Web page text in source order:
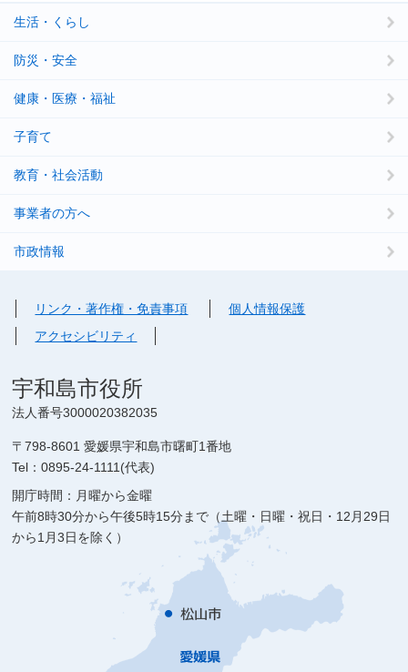
生活・くらし
防災・安全
健康・医療・福祉
子育て
教育・社会活動
事業者の方へ
市政情報
リンク・著作権・免責事項
個人情報保護
アクセシビリティ
宇和島市役所
法人番号3000020382035
〒798-8601 愛媛県宇和島市曙町1番地
Tel：0895-24-1111(代表)
開庁時間：月曜から金曜
午前8時30分から午後5時15分まで（土曜・日曜・祝日・12月29日
から1月3日を除く）